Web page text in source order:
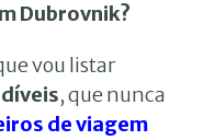
Dubrovnik?
vou listar
, que nunca
de viagem